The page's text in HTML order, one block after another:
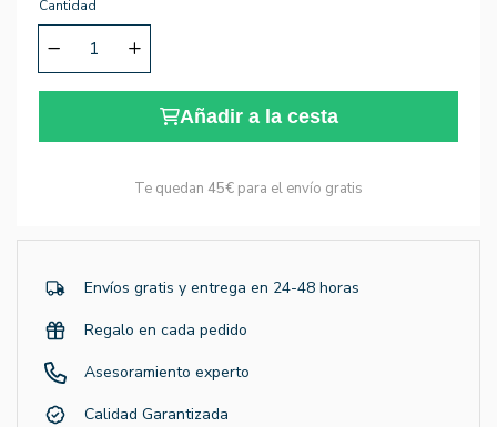
Cantidad
Añadir a la cesta
Te quedan 45€ para el envío gratis
Envíos gratis y entrega en 24-48 horas
Regalo en cada pedido
Asesoramiento experto
Calidad Garantizada